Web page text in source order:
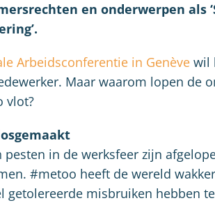
en onderwerpen als
Arbeidsconferentie in Genève wil
Maar waarom lopen de
vlot?
pesten in de werksfeer zijn
#metoo heeft de wereld
getolereerde misbruiken hebben